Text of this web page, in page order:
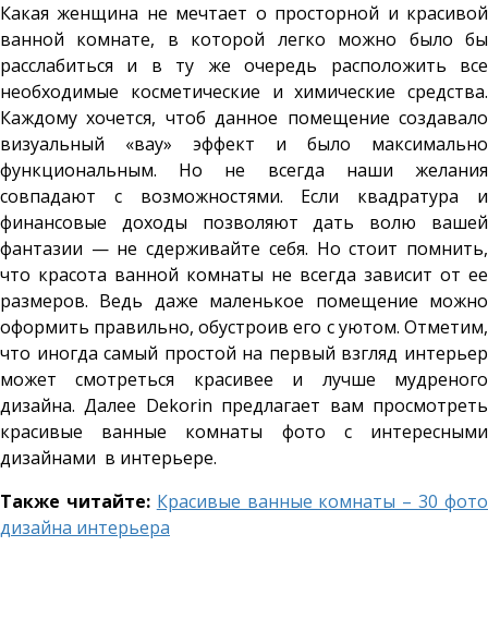
Какая женщина не мечтает о просторной и красивой
ванной комнате, в которой легко можно было бы
расслабиться и в ту же очередь расположить все
необходимые косметические и химические средства.
Каждому хочется, чтоб данное помещение создавало
визуальный «вау» эффект и было максимально
функциональным. Но не всегда наши желания
совпадают с возможностями. Если квадратура и
финансовые доходы позволяют дать волю вашей
фантазии — не сдерживайте себя. Но стоит помнить,
что красота ванной комнаты не всегда зависит от ее
размеров. Ведь даже маленькое помещение можно
оформить правильно, обустроив его с уютом. Отметим,
что иногда самый простой на первый взгляд интерьер
может смотреться красивее и лучше мудреного
дизайна. Далее Dekorin предлагает вам просмотреть
красивые ванные комнаты фото с интересными
дизайнами в интерьере.
Также читайте: Красивые ванные комнаты – 30 фото
дизайна интерьера